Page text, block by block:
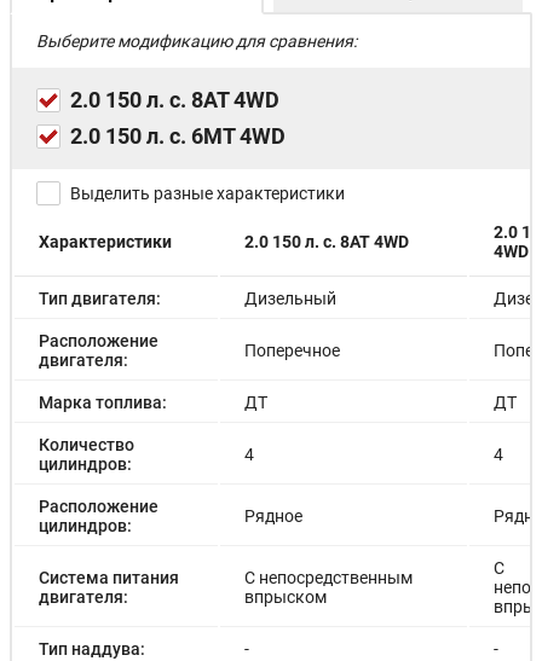
Выберите модификацию для сравнения:
2.0 150 л. с. 8AT 4WD
2.0 150 л. с. 6MT 4WD
Выделить разные характеристики
Характеристики 2.0 150 л. с. 8AT 4WD
2.0
4WD
Тип двигателя: Дизельный
Расположение
двигателя:
Поперечное
Марка топлива: ДТ ДТ
Количество
цилиндров:
4 4
Расположение
цилиндров:
Рядное
Система питания
двигателя:
С непосредственным
впрыском
С
Тип наддува: - -